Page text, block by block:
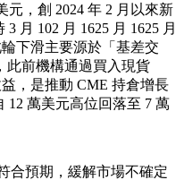
元，創 2024 年 2 月以來新
月 102 月 1625 月 1625 月
下滑主要源於「基差交
此前機構通過買入現貨
，是推動 CME 持倉增長
12 萬美元高位回落至 7 萬
合預期，緩解市場不確定